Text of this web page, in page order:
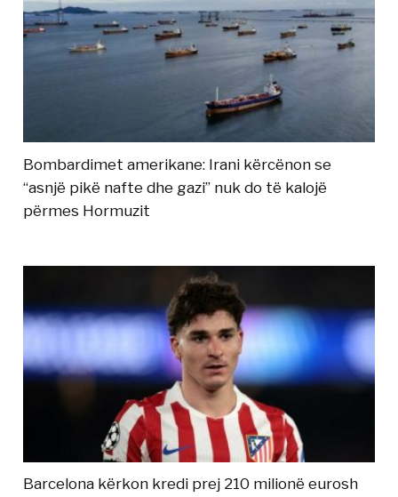
Bombardimet amerikane: Irani kërcënon se
“asnjë pikë nafte dhe gazi” nuk do të kalojë
përmes Hormuzit
Barcelona kërkon kredi prej 210 milionë eurosh